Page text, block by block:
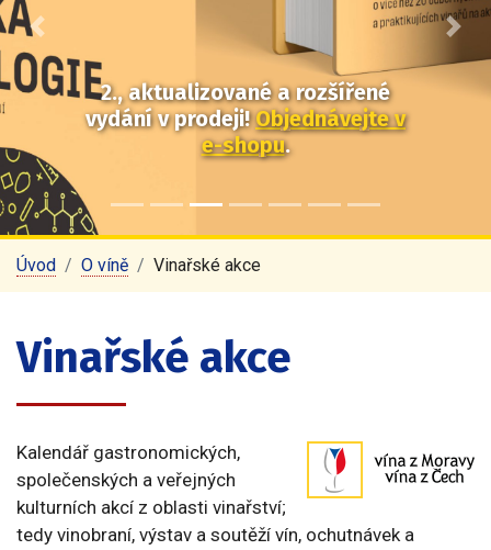
2., aktualizované a rozšířené
vydání v prodeji!Objednávejte v
e-shopu.
Předchozí Další
Úvod O víně Vinařské akce
Vinařské akce
Kalendář gastronomických,
společenských a veřejných
kulturních akcí z oblasti vinařství;
tedy vinobraní, výstav a soutěží vín, ochutnávek a